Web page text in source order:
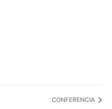
CONFERENCIA